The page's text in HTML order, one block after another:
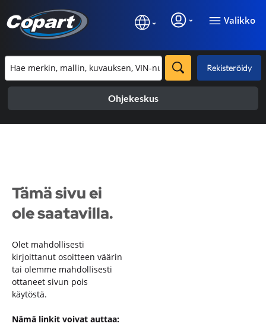
Valikko
Rekisteröidy
Ohjekeskus
Tämä sivu ei
ole saatavilla.
Olet mahdollisesti
kirjoittanut osoitteen väärin
tai olemme mahdollisesti
ottaneet sivun pois
käytöstä.
Nämä linkit voivat auttaa: